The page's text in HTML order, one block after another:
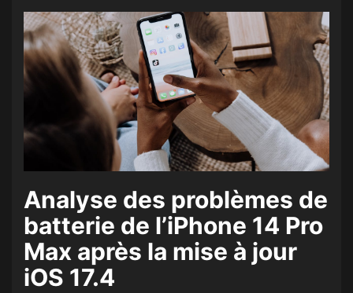
Analyse des problèmes de
batterie de l’iPhone 14 Pro
Max après la mise à jour
iOS 17.4